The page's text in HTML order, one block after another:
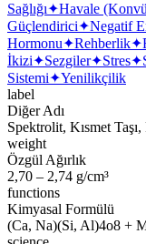
Sağlığı✦Havale
Güçlendirici✦Negatif
Hormonu✦Rehberlik✦
İkizi✦Sezgiler✦Stres✦
Sistemi✦Yenilikçilik
label
Diğer Adı
Spektrolit, Kısmet
weight
Özgül Ağırlık
2,70 – 2,74 g/cm³
functions
Kimyasal Formülü
(Ca, Na)(Si, Al)4o8 +